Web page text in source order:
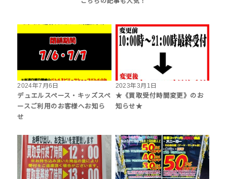
2024年7月6日
デュエルスペース・キッズスペ
ースご利用のお客様へお知ら
せ
2023年3月1日
★《買取受付時間変更》のお
知らせ★